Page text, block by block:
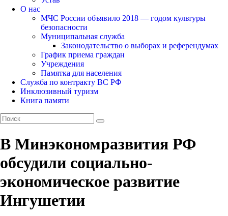
О нас
МЧС России объявило 2018 — годом культуры
безопасности
Муниципальная служба
Законодательство о выборах и референдумах
График приема граждан
Учреждения
Памятка для населения
Служба по контракту ВС РФ
Инклюзивный туризм
Книга памяти
В Минэкономразвития РФ
обсудили социально-
экономическое развитие
Ингушетии